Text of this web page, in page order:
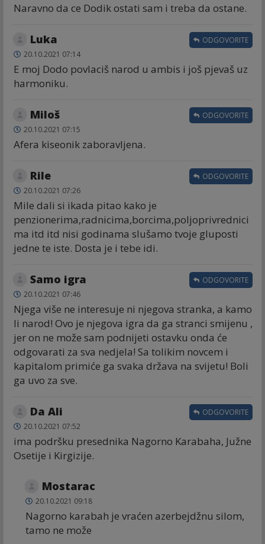
Naravno da ce Dodik ostati sam i treba da ostane.
Luka
20.10.2021 07:14
E moj Dodo povlaciš narod u ambis i još pjevaš uz
harmoniku.
ODGOVORITE
Miloš
20.10.2021 07:15
Afera kiseonik zaboravljena.
ODGOVORITE
Rile
20.10.2021 07:26
Mile dali si ikada pitao kako je
penzionerima,radnicima,borcima,poljoprivrednici
ma itd itd nisi godinama slušamo tvoje gluposti
jedne te iste. Dosta je i tebe idi.
ODGOVORITE
Samo igra
20.10.2021 07:46
Njega više ne interesuje ni njegova stranka, a kamo
li narod! Ovo je njegova igra da ga stranci smijenu ,
jer on ne može sam podnijeti ostavku onda će
odgovarati za sva nedjela! Sa tolikim novcem i
kapitalom primiće ga svaka država na svijetu! Boli
ga uvo za sve.
ODGOVORITE
Da Ali
20.10.2021 07:52
ima podršku presednika Nagorno Karabaha, Južne
Osetije i Kirgizije.
ODGOVORITE
Mostarac
20.10.2021 09:18
Nagorno karabah je vraćen azerbejdžnu silom,
tamo ne može